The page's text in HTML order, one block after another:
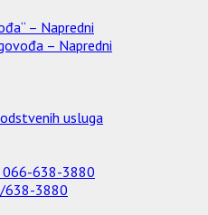
– Napredni
– Napredni
usluga
066-638-3880
638-3880